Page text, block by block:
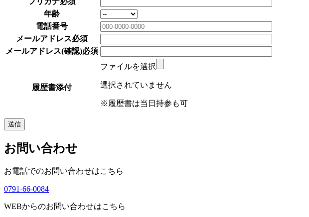
年齢
電話番号
メールアドレス必須
メールアドレス(確認)必須
履歴書添付
ファイルを選択
選択されていません
※履歴書は当日持参も可
お問い合わせ
お電話でのお問い合わせはこちら
0791-66-0084
WEBからのお問い合わせはこちら